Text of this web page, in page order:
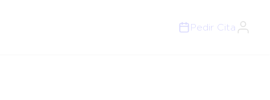
Pedir Cita